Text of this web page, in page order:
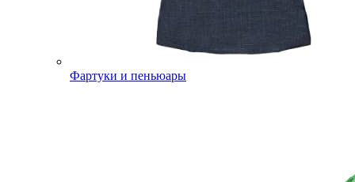
Фартуки и пеньюары